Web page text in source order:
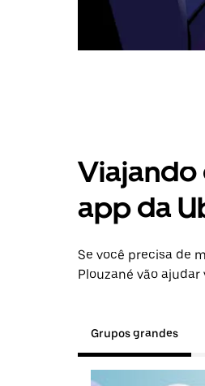
Viajando
app da
Se você precisa de
Plouzané vão
Grupos grandes